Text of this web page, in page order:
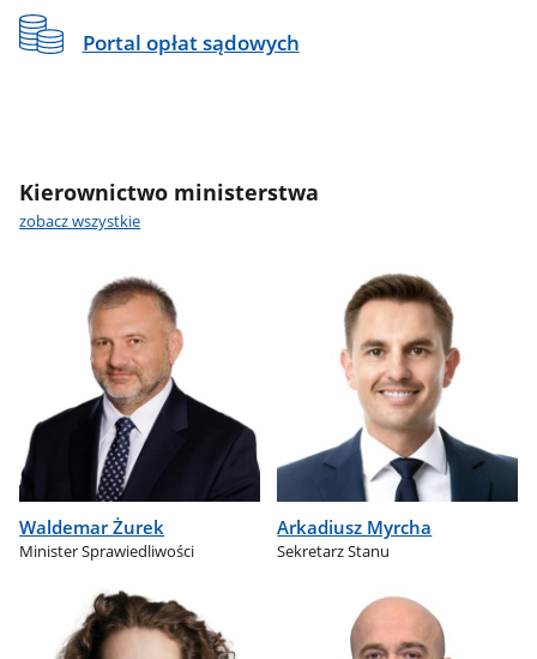
Portal opłat sądowych
Kierownictwo ministerstwa
zobacz wszystkie
Waldemar Żurek
Minister Sprawiedliwości
Arkadiusz Myrcha
Sekretarz Stanu